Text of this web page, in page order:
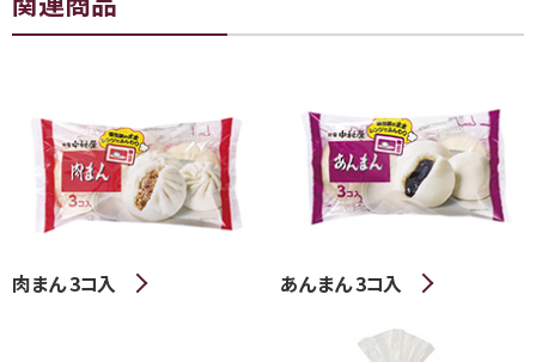
肉まん 3コ入 あんまん 3コ入